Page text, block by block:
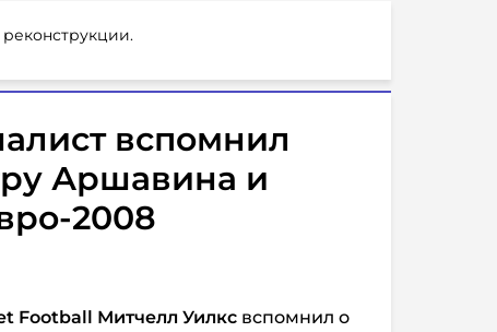
вспомнил
Аршавина и
2008
Football Митчелл Уилкс вспомнил о